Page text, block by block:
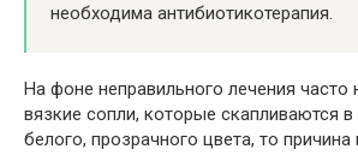
необходима антибиотикотерапия.
На фоне неправильного лечения
вязкие сопли, которые скапливаются в
белого, прозрачного цвета, то причина